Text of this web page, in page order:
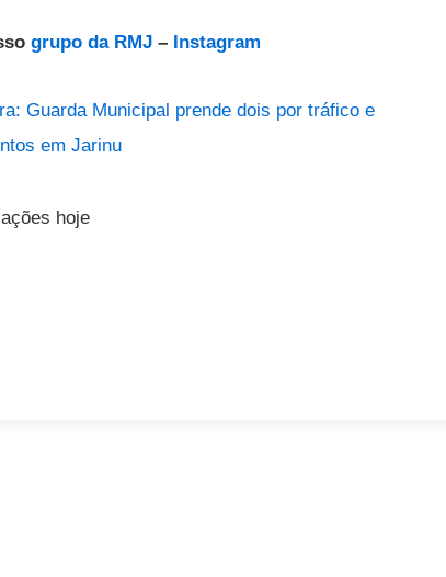
grupo da RMJ – Instagram
Guarda Municipal prende dois por tráfico e
em Jarinu
hoje